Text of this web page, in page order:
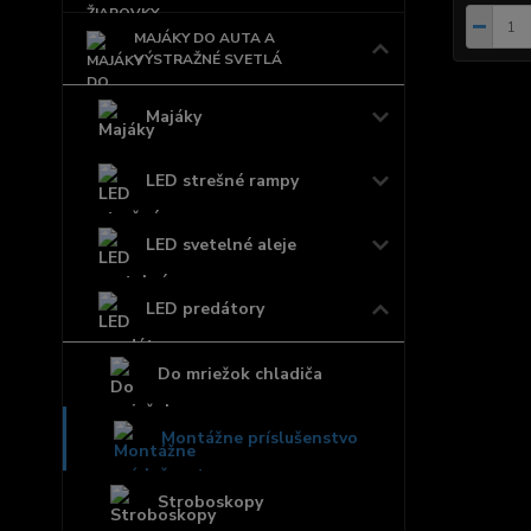
MAJÁKY DO AUTA A
VÝSTRAŽNÉ SVETLÁ
Majáky
LED strešné rampy
LED svetelné aleje
LED predátory
Do mriežok chladiča
Montážne príslušenstvo
Stroboskopy